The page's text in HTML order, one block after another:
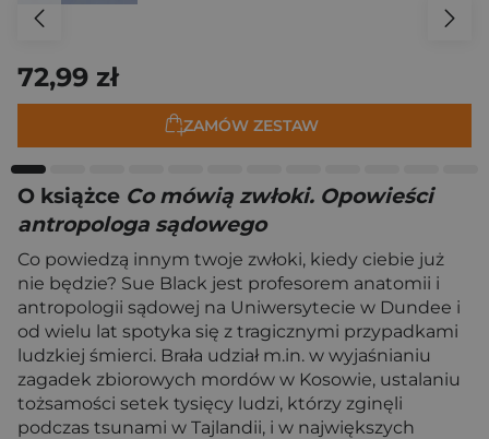
72,99 zł
ZAMÓW ZESTAW
O książce Co mówią zwłoki. Opowieści
antropologa sądowego
Co powiedzą innym twoje zwłoki, kiedy ciebie już
nie będzie? Sue Black jest profesorem anatomii i
antropologii sądowej na Uniwersytecie w Dundee i
od wielu lat spotyka się z tragicznymi przypadkami
ludzkiej śmierci. Brała udział m.in. w wyjaśnianiu
zagadek zbiorowych mordów w Kosowie, ustalaniu
tożsamości setek tysięcy ludzi, którzy zginęli
podczas tsunami w Tajlandii, i w największych